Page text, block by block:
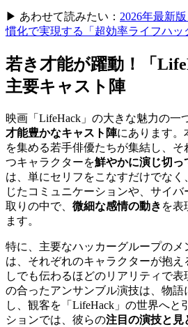
▶ あわせて読みたい： 2026年最新
慣化で実現する「超効率ライフハッ
若き才能が躍動！「
主要キャスト陣
映画「LifeHack」の大きな魅力の一
才能豊かなキャスト陣にあります。
を集める若手俳優たちが集結し、
つキャラクターを鮮やかに演じ切っ
は、単にセリフをこなすだけでなく
じたコミュニケーションや、サイバ
取りの中で、 微細な感情の動き を表
ます。
特に、主要なハッカーグループのメ
は、それぞれのキャラクターが抱え
しでも伝わるほどのリアリティで
の合ったアンサンブル演技は、物語
し、観客を「LifeHack」の世界へと
ションでは、彼らの注目の演技と見